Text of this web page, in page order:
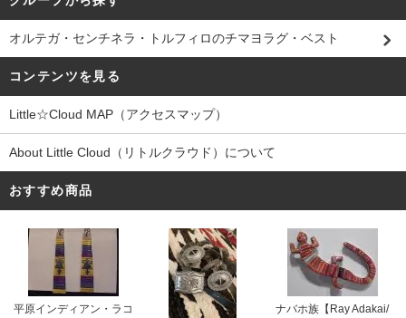
オルテガ・センチネラ・トルフィロのチマヨラグ・ベスト
コンテンツを見る
Little☆Cloud MAP（アクセスマップ）
About Little Cloud（リトルクラウド）について
おすすめ商品
平原インディアン・ラコ
ナバホ族【Ray Adakai/